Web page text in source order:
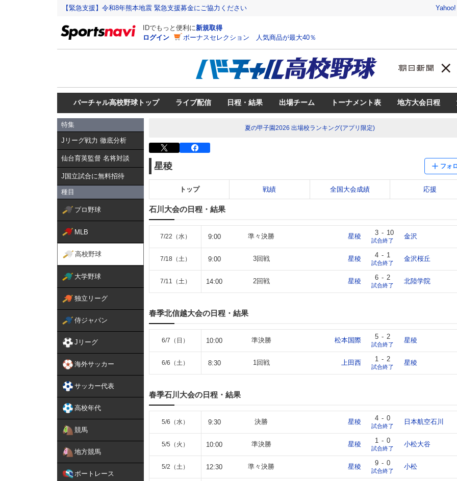
【緊急支援】令和8年熊本地震 緊急支援募金にご協力ください
IDでもっと便利に新規取得
ログイン
ボーナスセレクション 人気商品が最大40％
バーチャル高校野球トップ ライブ配信 日程・結果 出場チーム トーナメント表 地方大会日程
特集
Jリーグ戦力 徹底分析
仙台育英監督 名将対談
J国立試合に無料招待
種目
プロ野球
MLB
高校野球
大学野球
独立リーグ
侍ジャパン
Jリーグ
海外サッカー
サッカー代表
高校年代
競馬
地方競馬
ボートレース
夏の甲子園2026 出場校ランキング(アプリ限定)
星稜 フォ
トップ 戦績 全国大会成績 応援
石川大会の日程・結果
7/22（水） 9:00 準々決勝 星稜 3 - 10
試合終了
金沢
7/18（土） 9:00 3回戦 星稜 4 - 1
試合終了
金沢桜丘
7/11（土） 14:00 2回戦 星稜 6 - 2
試合終了
北陸学院
春季北信越大会の日程・結果
6/7（日） 10:00 準決勝 松本国際 5 - 2
試合終了
星稜
6/6（土） 8:30 1回戦 上田西 1 - 2
試合終了
星稜
春季石川大会の日程・結果
5/6（水） 9:30 決勝 星稜 4 - 0
試合終了
日本航空石川
5/5（火） 10:00 準決勝 星稜 1 - 0
試合終了
小松大谷
5/2（土） 12:30 準々決勝 星稜 9 - 0
試合終了
小松